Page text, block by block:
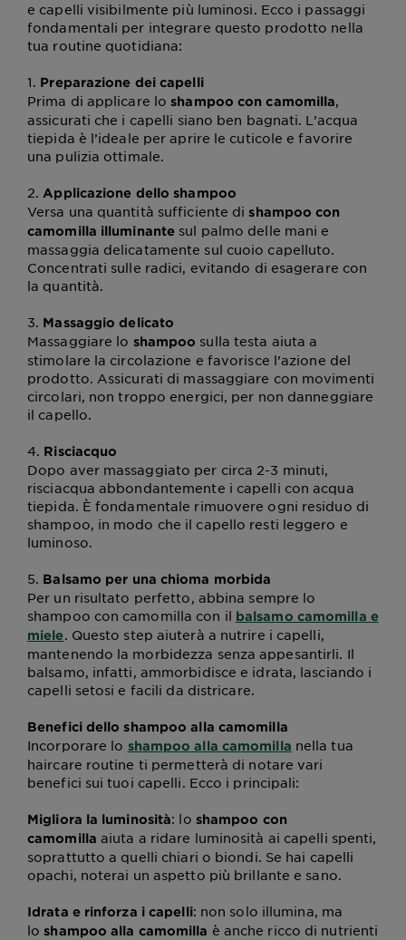
e capelli visibilmente più luminosi. Ecco i passaggi
fondamentali per integrare questo prodotto nella
tua routine quotidiana:
1. Preparazione dei capelli
Prima di applicare loshampoo con camomilla,
assicurati che i capelli siano ben bagnati. L’acqua
tiepida è l’ideale per aprire le cuticole e favorire
una pulizia ottimale.
2. Applicazione dello shampoo
Versa una quantità sufficiente dishampoo con
camomilla illuminante sul palmo delle mani e
massaggia delicatamente sul cuoio capelluto.
Concentrati sulle radici, evitando di esagerare con
la quantità.
3. Massaggio delicato
Massaggiare lo shampoo sulla testa aiuta a
stimolare la circolazione e favorisce l’azione del
prodotto. Assicurati di massaggiare con movimenti
circolari, non troppo energici, per non danneggiare
il capello.
4. Risciacquo
Dopo aver massaggiato per circa 2-3 minuti,
risciacqua abbondantemente i capelli con acqua
tiepida. È fondamentale rimuovere ogni residuo di
shampoo, in modo che il capello resti leggero e
luminoso.
5. Balsamo per una chioma morbida
Per un risultato perfetto, abbina sempre lo
shampoo con camomilla con il balsamo camomilla e
miele. Questo step aiuterà a nutrire i capelli,
mantenendo la morbidezza senza appesantirli. Il
balsamo, infatti, ammorbidisce e idrata, lasciando i
capelli setosi e facili da districare.
Benefici dello shampoo alla camomilla
Incorporare lo shampoo alla camomilla nella tua
haircare routine ti permetterà di notare vari
benefici sui tuoi capelli. Ecco i principali:
Migliora la luminosità: lo shampoo con
camomilla aiuta a ridare luminosità ai capelli spenti,
soprattutto a quelli chiari o biondi. Se hai capelli
opachi, noterai un aspetto più brillante e sano.
Idrata e rinforza i capelli: non solo illumina, ma
lo shampoo alla camomilla è anche ricco di nutrienti